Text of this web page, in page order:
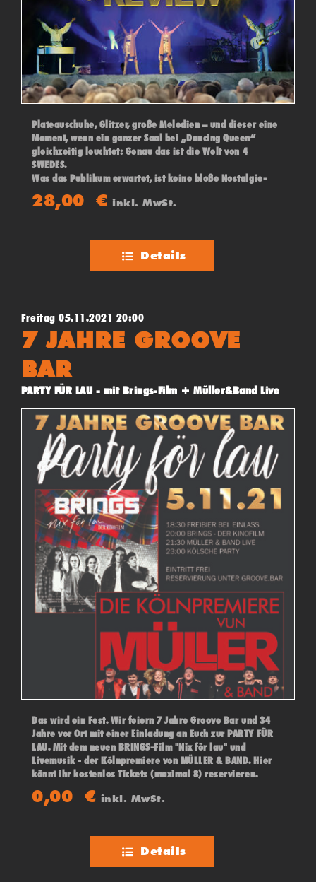
Plateauschuhe, Glitzer, große Melodien – und dieser eine
Moment, wenn ein ganzer Saal bei „Dancing Queen“
gleichzeitig leuchtet: Genau das ist die Welt von 4
SWEDES.
Was das Publikum erwartet, ist keine bloße Nostalgie-
Show, sondern ein konsequent live gespieltes
Konzerterlebnis. Hier stehen kraftvolle Band-
28,00€ inkl. MwSt.
Details
Freitag 05.11.2021 20:00
7 JAHRE GROOVE
BAR
PARTY FÜR LAU - mit Brings-Film + Müller&Band Live
Das wird ein Fest. Wir feiern 7 Jahre Groove Bar und 34
Jahre vor Ort mit einer Einladung an Euch zur PARTY FÜR
LAU. Mit dem neuen BRINGS-Film "Nix för lau" und
Livemusik - der Kölnpremiere von MÜLLER & BAND. Hier
könnt ihr kostenlos Tickets (maximal 8) reservieren.
0,00 € inkl. MwSt.
Details